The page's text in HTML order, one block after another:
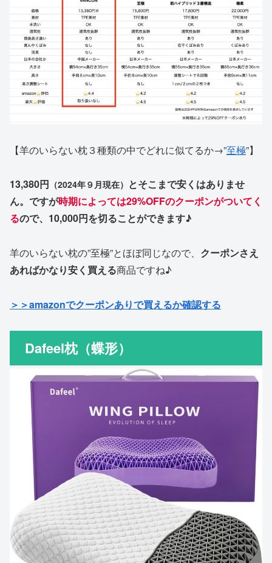
【羊のいらない枕３種類の中でどれに似てるか→”至極”】
13,380円 （2024年９月現在） とそこまで安くはありませ
ん。ですが時期によっては29%OFFのクーポンがついてく
るので、10,000円を切ることができます♪
羊のいらない枕の”至極”とほぼ同じなので、 クーポンさえ
あればかなり安く買える商品ですね♪
＞＞amazonでクーポンありで買えるか確認する
Dafeel枕（蝶形）